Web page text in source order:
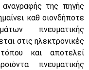
της πηγής
καθ οιονδήποτε
πνευματικής
στις ηλεκτρονικές
και αποτελεί
πνευματικής